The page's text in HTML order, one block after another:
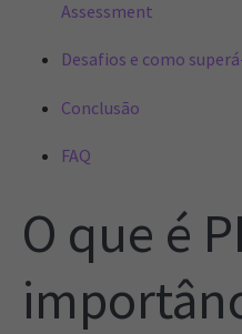
Assessment
Desafios e como
Conclusão
FAQ
O que é